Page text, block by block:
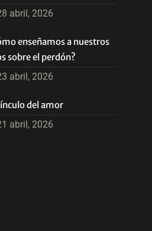
abril, 2026
enseñamos a nuestros
sobre el perdón?
abril, 2026
del amor
abril, 2026